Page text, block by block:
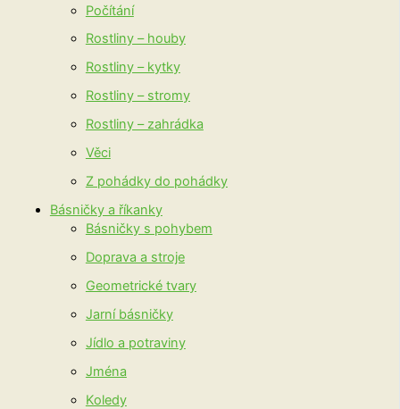
Počítání
Rostliny – houby
Rostliny – kytky
Rostliny – stromy
Rostliny – zahrádka
Věci
Z pohádky do pohádky
Básničky a říkanky
Básničky s pohybem
Doprava a stroje
Geometrické tvary
Jarní básničky
Jídlo a potraviny
Jména
Koledy